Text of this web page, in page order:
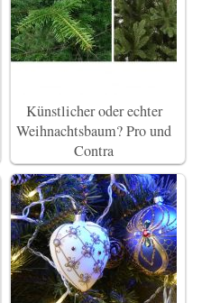
Künstlicher oder echter
Weihnachtsbaum? Pro und
Contra